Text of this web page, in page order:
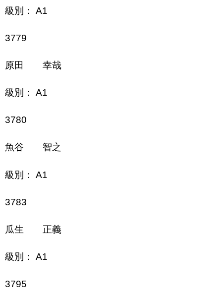
級別： A1
3779
原田 幸哉
級別： A1
3780
魚谷 智之
級別： A1
3783
瓜生 正義
級別： A1
3795